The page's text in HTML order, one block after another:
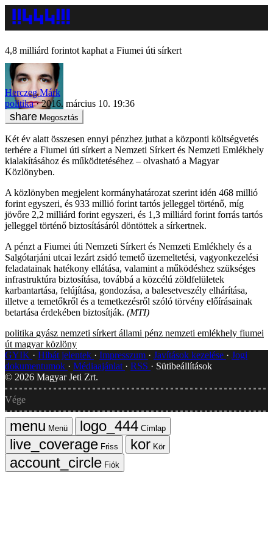
4,8 milliárd forintot kaphat a Fiumei úti sírkert
Herczeg Márk
politika
2016. március 10. 19:36
Megosztás
Két év alatt összesen ennyi pénzhez juthat a központi költségvetés
terhére a Fiumei úti sírkert a Nemzeti Sírkert és Nemzeti Emlékhely
kialakításához és működtetéséhez – olvasható a Magyar
Közlönyben.
A közlönyben megjelent kormányhatározat szerint idén 468 millió
forint egyszeri, és 933 millió forint tartós jelleggel történő, míg
jövőre 2,2 milliárd forint egyszeri, és 1,3 milliárd forint forrás tartós
jelleggel történő biztosításáról döntöttek a sírkertnek.
A pénzt a Fiumei úti Nemzeti Sírkert és Nemzeti Emlékhely és a
Salgótarjáni utcai lezárt zsidó temető üzemeltetési, vagyonkezelési
feladatainak hatékony ellátása, valamint a működéshez szükséges
infrastruktúra biztosítása, továbbá a közcélú zöldfelületek
karbantartása, felújítása, gondozása, a balesetveszély elhárítása,
illetve a temetőkről és a temetkezésről szóló törvény előírásainak
betartása érdekében biztosítják. (MTI)
politika gyász nemzeti sírkert állami pénz nemzeti emlékhely fiumei
út magyar közlöny
GYIK
Hibát jelentek Impresszum Javítások kezelése
Jogi
dokumentumok
Médiaajánlat RSS
Sütibeállítások
© 2026 Magyar Jeti Zrt.
Vége
Menü
Címlap
Friss
Kör
Fiók